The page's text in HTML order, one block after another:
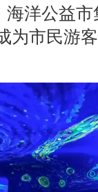
洋公益
为市民游